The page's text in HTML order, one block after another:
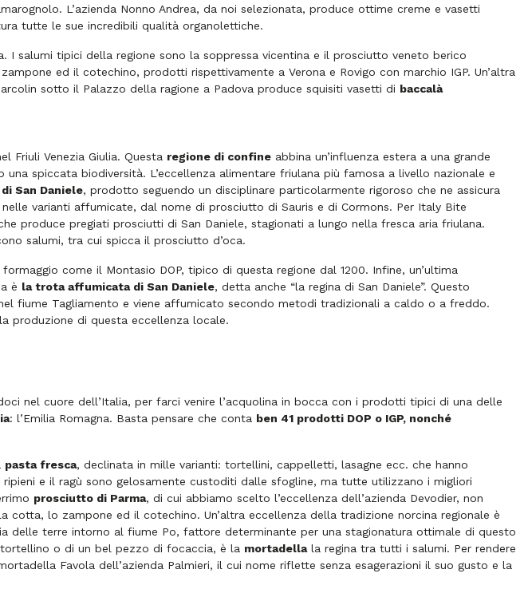
L’azienda Nonno Andrea, da noi selezionata, produce ottime creme e vasetti
tutte le sue incredibili qualità organolettiche.
I salumi tipici della regione sono la soppressa vicentina e il prosciutto veneto berico
ed il cotechino, prodotti rispettivamente a Verona e Rovigo con marchio IGP. Un’altra
sotto il Palazzo della ragione a Padova produce squisiti vasetti di baccalà
Friuli Venezia Giulia. Questa regione di confineabbina un’influenza estera a una grande
spiccata biodiversità. L’eccellenza alimentare friulana più famosa a livello nazionale e
San Daniele, prodotto seguendo un disciplinare particolarmente rigoroso che ne assicura
varianti affumicate, dal nome di prosciutto di Sauris e di Cormons. Per Italy Bite
produce pregiati prosciutti di San Daniele, stagionati a lungo nella fresca aria friulana.
salumi, tra cui spicca il prosciutto d’oca.
come il Montasio DOP, tipico di questa regione dal 1200. Infine, un’ultima
è la trota affumicata di San Daniele, detta anche “la regina di San Daniele”. Questo
fiume Tagliamento e viene affumicato secondo metodi tradizionali a caldo o a freddo.
produzione di questa eccellenza locale.
nel cuore dell’Italia, per farci venire l’acquolina in bocca con i prodotti tipici di una delle
: l’Emilia Romagna. Basta pensare che conta ben 41 prodotti DOP o IGP, nonché
pasta fresca, declinata in mille varianti: tortellini, cappelletti, lasagne ecc. che hanno
e il ragù sono gelosamente custoditi dalle sfogline, ma tutte utilizzano i migliori
prosciutto di Parma, di cui abbiamo scelto l’eccellenza dell’azienda Devodier, non
cotta, lo zampone ed il cotechino. Un’altra eccellenza della tradizione norcina regionale è
delle terre intorno al fiume Po, fattore determinante per una stagionatura ottimale di questo
tortellino o di un bel pezzo di focaccia, è la mortadellala regina tra tutti i salumi. Per rendere
Favola dell’azienda Palmieri, il cui nome riflette senza esagerazioni il suo gusto e la